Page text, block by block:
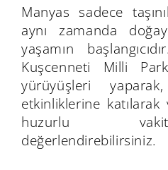
Manyas sadece
aynı zamanda
yaşamın
Kuşcenneti Milli
yürüyüşleri
etkinliklerine
huzurlu
değerlendirebilirsiniz.